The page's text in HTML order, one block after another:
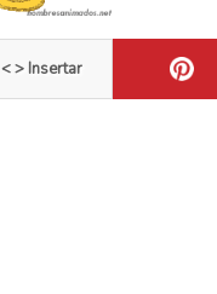
< > Insertar